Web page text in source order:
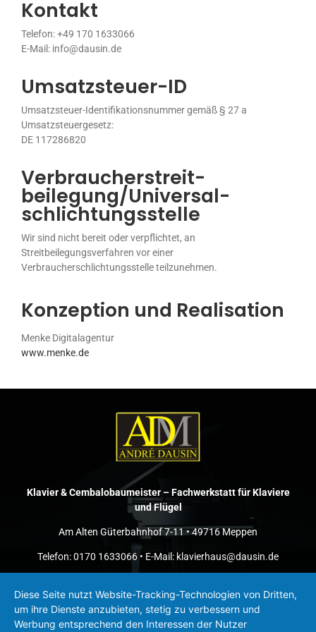
Kontakt
Telefon: +49 170 1633066
E-Mail: info@dausin.de
Umsatzsteuer-ID
Umsatzsteuer-Identifikationsnummer gemäß § 27 a
Umsatzsteuergesetz:
DE 117286820
Verbraucher­streit­
beilegung/Universal­
schlichtungs­stelle
Wir sind nicht bereit oder verpflichtet, an
Streitbeilegungsverfahren vor einer
Verbraucherschlichtungsstelle teilzunehmen.
Konzeption und Realisation
Menke Digitalagentur
www.menke.de
Klavier & Cembalobaumeister – Fachwerkstatt für Klaviere
und Flügel
Am Alten Güterbahnhof 7-11 • 49716 Meppen
Telefon: 0170 1633066 • E-Mail: klavierhaus@dausin.de
Impressum–Datenschutz
Diese Seite nutzt Website-Tracking-Technologien von Dritten,
um ihre Dienste anzubieten, stetig zu verbessern und
Werbung entsprechend den Interessen der Nutzer